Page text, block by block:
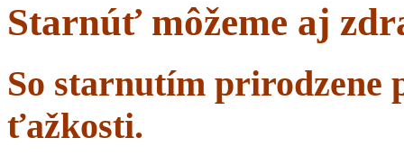
Starnúť môžeme aj
So starnutím prirodzene
ťažkosti.